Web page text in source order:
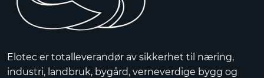
Elotec er totalleverandør av sikkerhet til næring,
industri, landbruk, bygård, verneverdige bygg og